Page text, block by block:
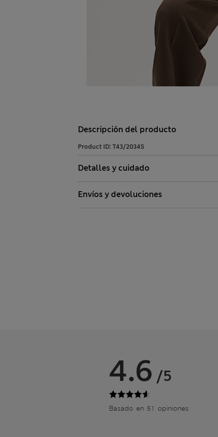
Descripción del producto
Product ID: T43/2034S
Detalles y cuidado
Envíos y devoluciones
4.6 /5
Basado en 51 opiniones